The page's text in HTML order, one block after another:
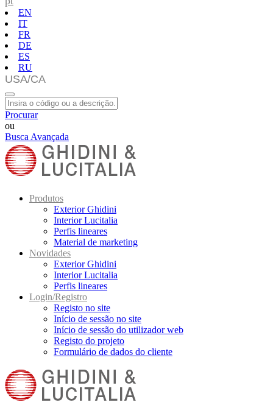
EN
IT
FR
DE
ES
RU
Procurar
ou
Busca Avançada
Produtos
Exterior Ghidini
Interior Lucitalia
Perfis lineares
Material de marketing
Novidades
Exterior Ghidini
Interior Lucitalia
Perfis lineares
Login/Registro
Registo no site
Início de sessão no site
Início de sessão do utilizador web
Registo do projeto
Formulário de dados do cliente